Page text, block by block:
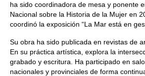
ha sido coordinadora de mesa y ponente
Nacional sobre la Historia de la Mujer en
coordinó la exposición “La Mar está en
Su obra ha sido publicada en revistas de
En su práctica artística, explora la
grabado y escritura. Ha participado en
nacionales y provinciales de forma